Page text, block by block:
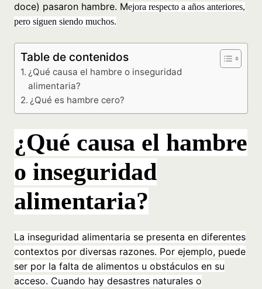
doce) pasaron hambre. Mejora respecto a años anteriores,
pero siguen siendo muchos.
Table de contenidos
¿Qué causa el hambre o inseguridad
alimentaria?
¿Qué es hambre cero?
¿Qué causa el hambre
o inseguridad
alimentaria?
La inseguridad alimentaria se presenta en diferentes
contextos por diversas razones. Por ejemplo, puede
ser por la falta de alimentos u obstáculos en su
acceso. Cuando hay desastres naturales o